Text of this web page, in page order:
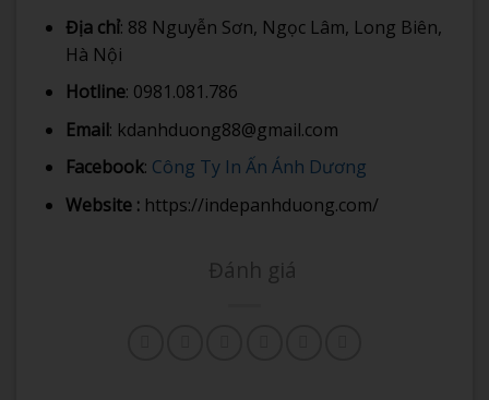
Địa chỉ: 88 Nguyễn Sơn, Ngọc Lâm, Long Biên,
Hà Nội
Hotline: 0981.081.786
Email: kdanhduong88@gmail.com
Facebook: Công Ty In Ấn Ánh Dương
Website :https://indepanhduong.com/
Đánh giá